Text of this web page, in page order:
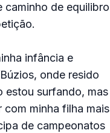
caminho de equilibro
infância e
onde resido
estou surfando, mas
minha filha mais
de campeonatos